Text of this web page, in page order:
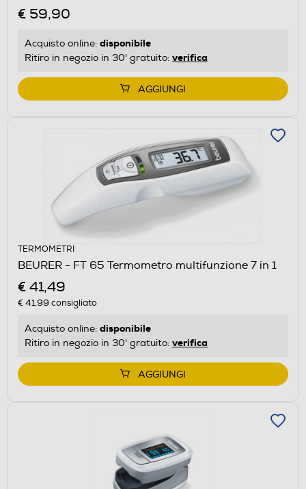
€ 59,90
Acquisto online: disponibile
Ritiro in negozio in 30' gratuito: verifica
AGGIUNGI
TERMOMETRI
BEURER - FT 65 Termometro multifunzione 7 in 1
€ 41,49
€ 41,99 consigliato
Acquisto online: disponibile
Ritiro in negozio in 30' gratuito: verifica
AGGIUNGI